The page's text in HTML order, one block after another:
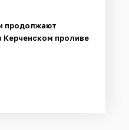
продолжают
Керченском проливе